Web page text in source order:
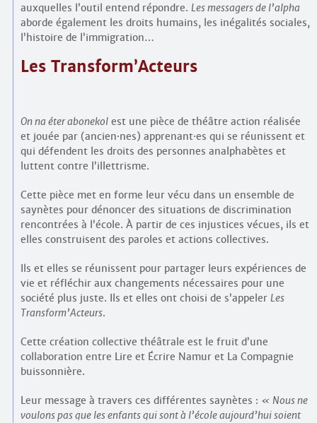
auxquelles l’outil entend répondre. Les messagers de l’alpha
aborde également les droits humains, les inégalités sociales,
l’histoire de l’immigration…
Les Transform’Acteurs
On na éter abonekolest une pièce de théâtre action réalisée
et jouée par (ancien·nes) apprenant·es qui se réunissent et
qui défendent les droits des personnes analphabètes et
luttent contre l’illettrisme.
Cette pièce met en forme leur vécu dans un ensemble de
saynètes pour dénoncer des situations de discrimination
rencontrées à l’école. À partir de ces injustices vécues, ils et
elles construisent des paroles et actions collectives.
Ils et elles se réunissent pour partager leurs expériences de
vie et réfléchir aux changements nécessaires pour une
société plus juste. Ils et elles ont choisi de s’appeler Les
Transform’Acteurs.
Cette création collective théâtrale est le fruit d’une
collaboration entre Lire et Écrire Namur et La Compagnie
buissonnière.
Leur message à travers ces différentes saynètes :
Nous ne
voulons pas que les enfants qui sont à l’école aujourd’hui soient